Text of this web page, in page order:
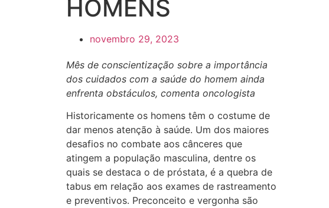
HOMENS
novembro 29, 2023
Mês de conscientização sobre a importância
dos cuidados com a saúde do homem ainda
enfrenta obstáculos, comenta oncologista
Historicamente os homens têm o costume de
dar menos atenção à saúde. Um dos maiores
desafios no combate aos cânceres que
atingem a população masculina, dentre os
quais se destaca o de próstata, é a quebra de
tabus em relação aos exames de rastreamento
e preventivos. Preconceito e vergonha são